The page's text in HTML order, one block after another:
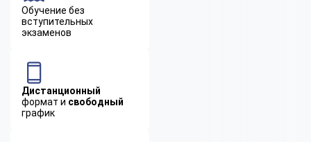
Обучение без
вступительных
экзаменов
Дистанционный
формат и свободный
график